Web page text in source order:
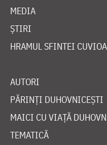
MEDIA
ȘTIRI
HRAMUL SFINTEI
AUTORI
PĂRINȚI DUHOVNICEȘTI
MAICI CU VIAȚĂ
TEMATICĂ